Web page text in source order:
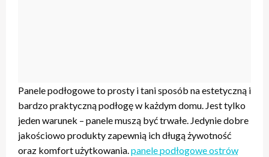
Panele podłogowe to prosty i tani sposób na estetyczną i
bardzo praktyczną podłogę w każdym domu. Jest tylko
jeden warunek – panele muszą być trwałe. Jedynie dobre
jakościowo produkty zapewnią ich długą żywotność
oraz komfort użytkowania.panele podłogowe ostrów